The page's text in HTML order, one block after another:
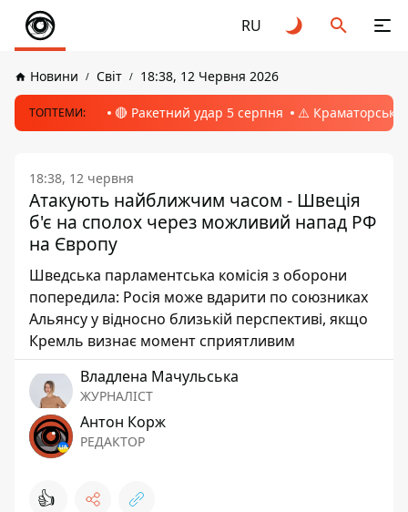
RU
Новини Світ 18:38, 12 Червня 2026
ТОПТЕМИ: 🔴 Ракетний удар 5 серпня ⚠️ Краматорськ,
18:38, 12 червня
Атакують найближчим часом - Швеція
б'є на сполох через можливий напад РФ
на Європу
Шведська парламентська комісія з оборони
попередила: Росія може вдарити по союзниках
Альянсу у відносно близькій перспективі, якщо
Кремль визнає момент сприятливим
Владлена Мачульська
ЖУРНАЛІСТ
Антон Корж
РЕДАКТОР
👍